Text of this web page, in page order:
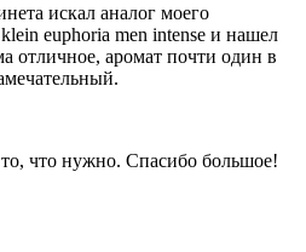
искал аналог моего
euphoria men intense и нашел
отличное, аромат почти один в
что нужно. Спасибо большое!